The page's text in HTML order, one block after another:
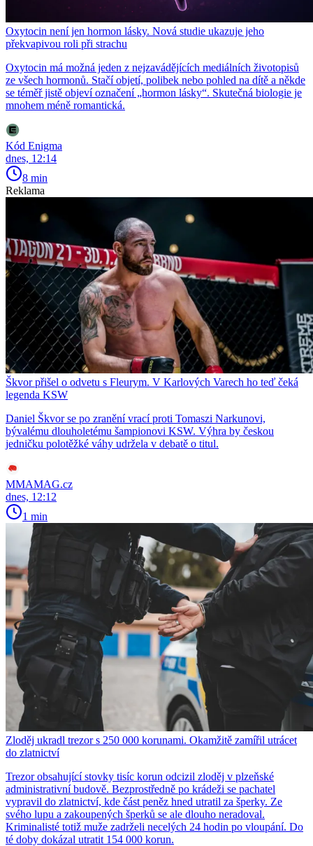
Oxytocin není jen hormon lásky. Nová studie ukazuje jeho
překvapivou roli při strachu
Oxytocin má možná jeden z nejzavádějících mediálních životopisů
ze všech hormonů. Stačí objetí, polibek nebo pohled na dítě a někde
se téměř jistě objeví označení „hormon lásky“. Skutečná biologie je
mnohem méně romantická.
Kód Enigma
dnes, 12:14
8 min
Reklama
Škvor přišel o odvetu s Fleurym. V Karlových Varech ho teď čeká
legenda KSW
Daniel Škvor se po zranění vrací proti Tomaszi Narkunovi,
bývalému dlouholetému šampionovi KSW. Výhra by českou
jedničku polotěžké váhy udržela v debatě o titul.
MMAMAG.cz
dnes, 12:12
1 min
Zloděj ukradl trezor s 250 000 korunami. Okamžitě zamířil utrácet
do zlatnictví
Trezor obsahující stovky tisíc korun odcizil zloděj v plzeňské
administrativní budově. Bezprostředně po krádeži se pachatel
vypravil do zlatnictví, kde část peněz hned utratil za šperky. Ze
svého lupu a zakoupených šperků se ale dlouho neradoval.
Kriminalisté totiž muže zadrželi necelých 24 hodin po vloupání. Do
té doby dokázal utratit 154 000 korun.